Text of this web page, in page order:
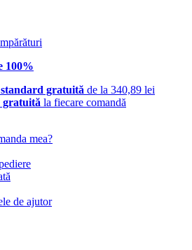
100%
gratuită de la 340,89 lei
gratuită la fiecare comandă
mea?
de ajutor